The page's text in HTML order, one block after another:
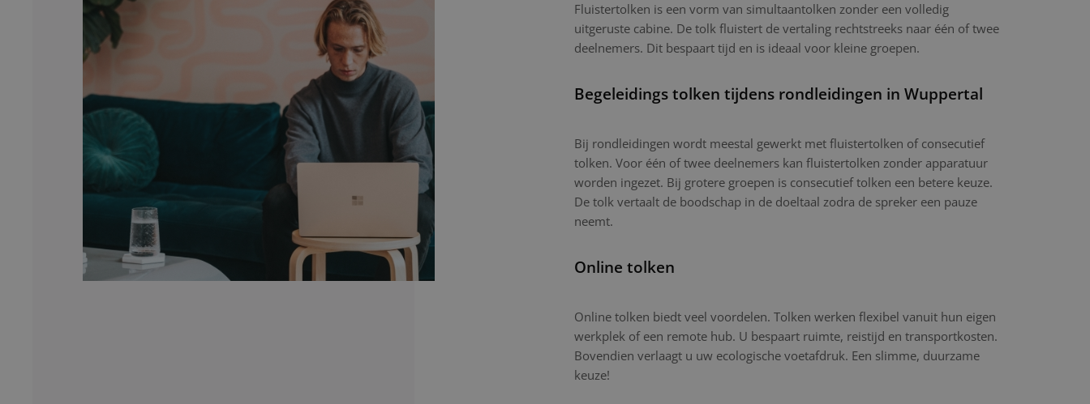
Fluistertolken is een vorm van simultaantolken zonder een volledig
uitgeruste cabine. De tolk fluistert de vertaling rechtstreeks naar één of twee
deelnemers. Dit bespaart tijd en is ideaal voor kleine groepen.
Begeleidings tolken tijdens rondleidingen in Wuppertal
Bij rondleidingen wordt meestal gewerkt met fluistertolken of consecutief
tolken. Voor één of twee deelnemers kan fluistertolken zonder apparatuur
worden ingezet. Bij grotere groepen is consecutief tolken een betere keuze.
De tolk vertaalt de boodschap in de doeltaal zodra de spreker een pauze
neemt.
Online tolken
Online tolken biedt veel voordelen. Tolken werken flexibel vanuit hun eigen
werkplek of een remote hub. U bespaart ruimte, reistijd en transportkosten.
Bovendien verlaagt u uw ecologische voetafdruk. Een slimme, duurzame
keuze!